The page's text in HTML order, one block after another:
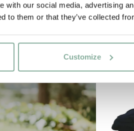
with our social media, advertising
to them or that they’ve collected
Customize